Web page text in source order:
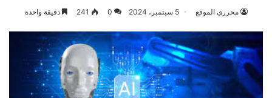
محرري الموقع 5 سبتمبر، 2024 0
241 دقيقة واحدة